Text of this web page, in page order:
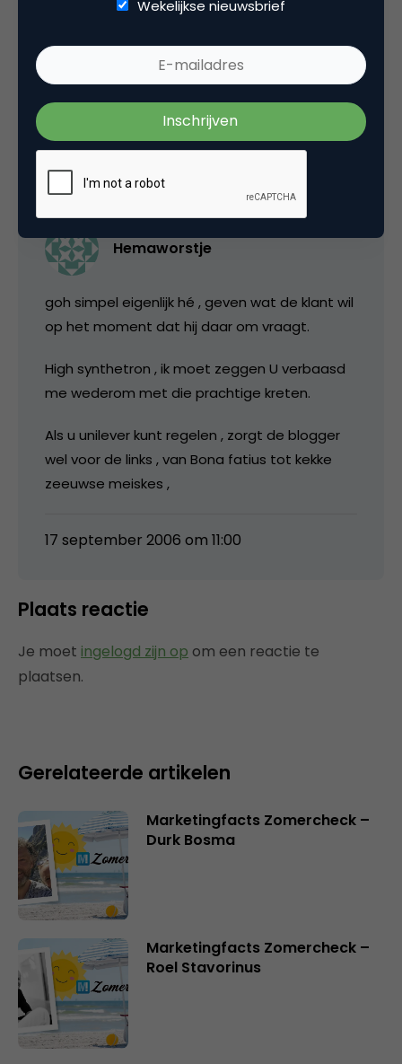
online pr & branding
1 Reactie
Hemaworstje
goh simpel eigenlijk hé , geven wat de klant wil
op het moment dat hij daar om vraagt.
High synthetron , ik moet zeggen U verbaasd
me wederom met die prachtige kreten.
Als u unilever kunt regelen , zorgt de blogger
wel voor de links , van Bona fatius tot kekke
zeeuwse meiskes ,
17 september 2006 om 11:00
Plaats reactie
Je moet ingelogd zijn op om een reactie te
plaatsen.
Gerelateerde artikelen
Marketingfacts Zomercheck –
Durk Bosma
Marketingfacts Zomercheck –
Roel Stavorinus
Wekelijkse nieuwsbrief